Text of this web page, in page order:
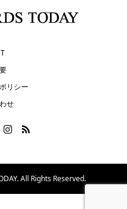
リシー
せ
All Rights Reserved.